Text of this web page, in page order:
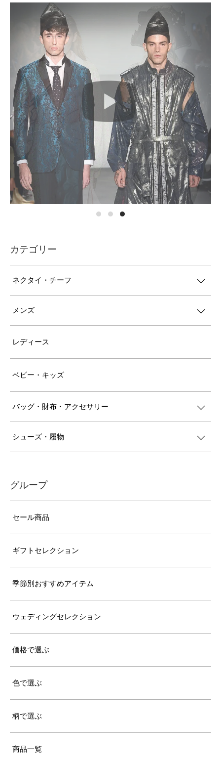
カテゴリー
ネクタイ・チーフ
メンズ
レディース
ベビー・キッズ
バッグ・財布・アクセサリー
シューズ・履物
グループ
セール商品
ギフトセレクション
季節別おすすめアイテム
ウェディングセレクション
価格で選ぶ
色で選ぶ
柄で選ぶ
商品一覧